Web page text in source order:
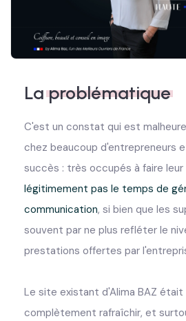
Laproblématique
C'est un constat qui est
chez beaucoup d'entrepreneurs
succès : très occupés à faire leur
légitimement pas le temps de
communication, si bien que les
souvent par ne plus refléter le
prestations offertes par
Le site existant d'Alima BAZ était
complètement rafraîchir, et